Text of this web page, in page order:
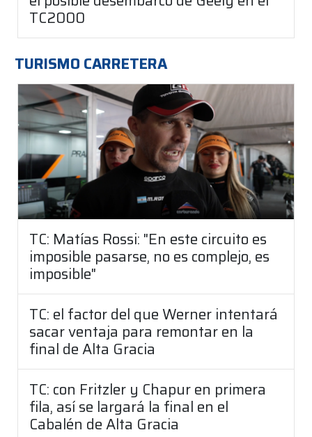
TC2000
TURISMO CARRETERA
TC: Matías Rossi: "En este circuito es
imposible pasarse, no es complejo, es
imposible"
TC: el factor del que Werner intentará
sacar ventaja para remontar en la
final de Alta Gracia
TC: con Fritzler y Chapur en primera
fila, así se largará la final en el
Cabalén de Alta Gracia